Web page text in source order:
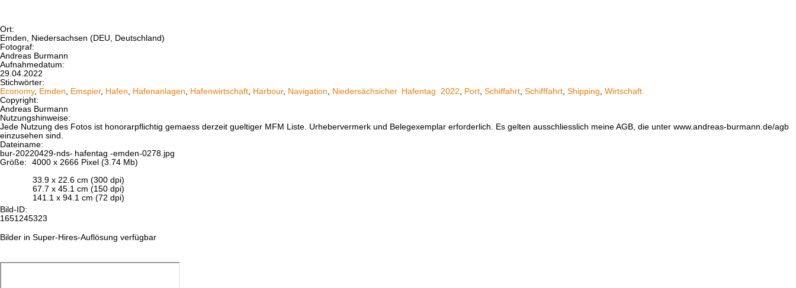
Ort:
Emden, Niedersachsen (DEU, Deutschland)
Fotograf:
Andreas Burmann
Aufnahmedatum:
29.04.2022
Stichwörter:
Economy, Emden Emspier, Hafen Hafenanlagen Hafenwirtschaft Harbour, Navigation Niedersächsicher Hafentag 2022 Port, Schiffahrt, Schifffahrt, Shipping Wirtschaft
Copyright:
Andreas Burmann
Nutzungshinweise:
Jede Nutzung des Fotos ist honorarpflichtig gemaess derzeit gueltiger MFM Liste. Urhebervermerk und Belegexemplar erforderlich. Es gelten ausschliesslich meine AGB, die unter www.andreas-burmann.de/agb
einzusehen sind.
Dateiname:
bur-20220429-nds- hafentag -emden-0278.jpg
Größe:
4000 x 2666 Pixel (3.74 Mb)
33.9 x 22.6 cm (300 dpi)
67.7 x 45.1 cm (150 dpi)
141.1 x 94.1 cm (72 dpi)
Bild-ID:
1651245323
Bilder in Super-Hires-Auflösung verfügbar